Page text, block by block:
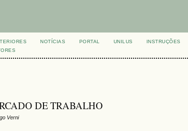
NOTÍCIAS PORTAL UNILUS
INSTRUÇÕES
DE TRABALHO
Verni